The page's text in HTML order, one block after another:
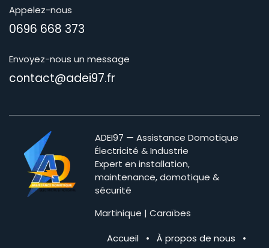
Appelez-nous
0696 668 373
Envoyez-nous un message
contact@adei97.fr
ADEI97 — Assistance Domotique
Électricité & Industrie
Expert en installation,
maintenance, domotique &
sécurité
Martinique | Caraïbes
Accueil
• À propos de nous
•